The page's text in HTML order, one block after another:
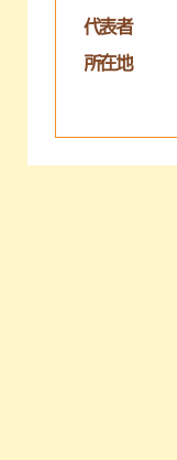
代表者
所在地